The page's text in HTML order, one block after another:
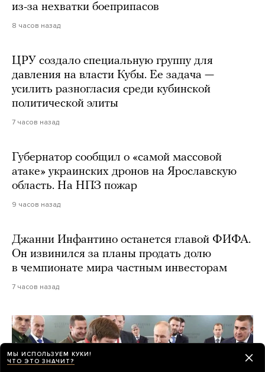
из-за нехватки боеприпасов
8 часов назад
ЦРУ создало специальную группу для
давления на власти Кубы. Ее задача —
усилить разногласия среди кубинской
политической элиты
7 часов назад
Губернатор сообщил о «самой массовой
атаке» украинских дронов на Ярославскую
область. На НПЗ пожар
9 часов назад
Джанни Инфантино останется главой ФИФА.
Он извинился за планы продать долю
в чемпионате мира частным инвесторам
7 часов назад
МЫ ИСПОЛЬЗУЕМ КУКИ!
ЧТО ЭТО ЗНАЧИТ?